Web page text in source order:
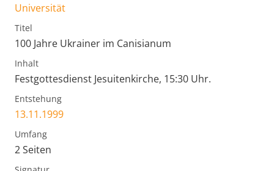
Universität
Titel
100 Jahre Ukrainer im Canisianum
Inhalt
Festgottesdienst Jesuitenkirche, 15:30 Uhr.
Entstehung
13.11.1999
Umfang
2 Seiten